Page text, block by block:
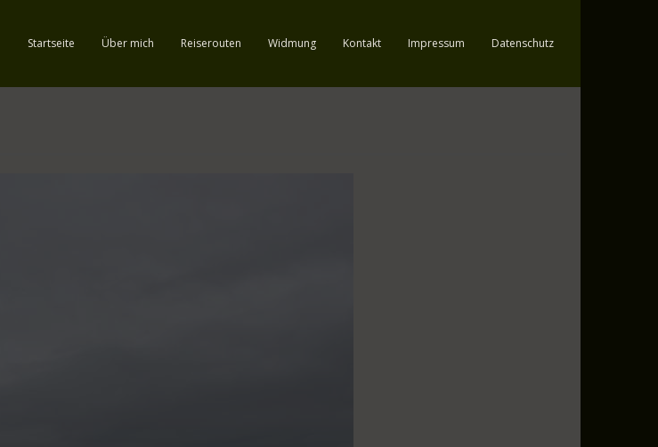
Startseite Über mich Reiserouten Widmung Kontakt Impressum Datenschutz